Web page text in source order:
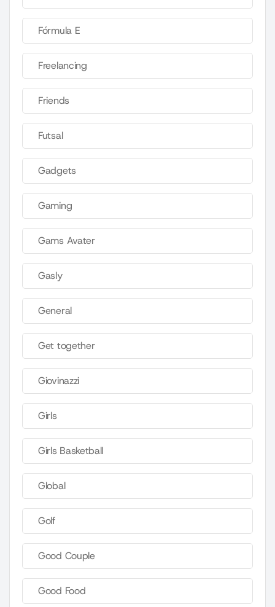
Fórmula E
Freelancing
Friends
Futsal
Gadgets
Gaming
Gams Avater
Gasly
General
Get together
Giovinazzi
Girls
Girls Basketball
Global
Golf
Good Couple
Good Food